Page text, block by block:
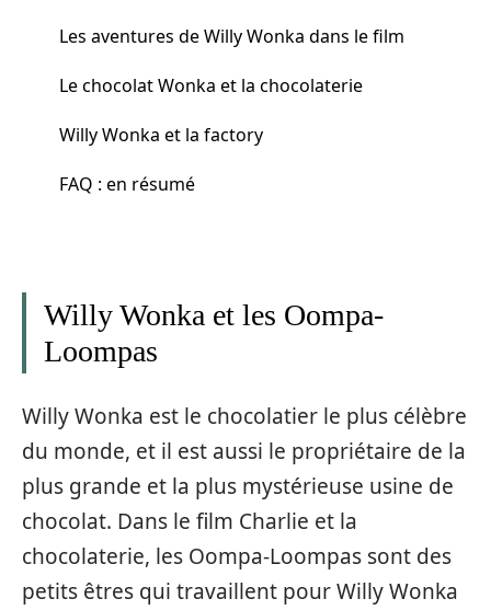
Les aventures de Willy Wonka dans le film
Le chocolat Wonka et la chocolaterie
Willy Wonka et la factory
FAQ : en résumé
Willy Wonka et les Oompa-
Loompas
Willy Wonka est le chocolatier le plus célèbre
du monde, et il est aussi le propriétaire de la
plus grande et la plus mystérieuse usine de
chocolat. Dans le film Charlie et la
chocolaterie, les Oompa-Loompas sont des
petits êtres qui travaillent pour Willy Wonka